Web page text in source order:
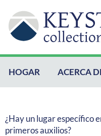
contenido
HOGAR ACERCA
¿Hay un lugar específico
primeros auxilios?